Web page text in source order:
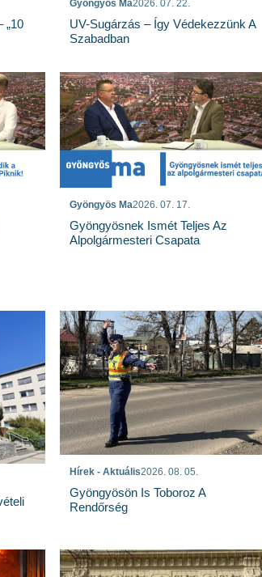
„10
Gyöngyös Ma2026. 07. 22.
UV-Sugárzás – Így Védekezzünk A
Szabadban
Gyöngyös Ma2026. 07. 17.
Gyöngyösnek Ismét Teljes Az
Alpolgármesteri Csapata
Hírek - Aktuális2026. 08. 05.
Gyöngyösön Is Toboroz A
Rendőrség